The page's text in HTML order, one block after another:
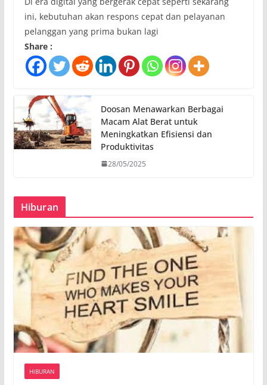
ini, kebutuhan akan respons cepat dan pelayanan
pelanggan yang prima bukan lagi
Share :
Doosan Menawarkan Berbagai
Macam Alat Berat untuk
Meningkatkan Efisiensi dan
Produktivitas
28/05/2025
Hiburan
HIBURAN